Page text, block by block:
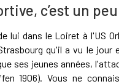
c’est un
lui dans le Loiret à l'US
qu'il a vu le jour
ses jeunes années,
1906). Vous ne